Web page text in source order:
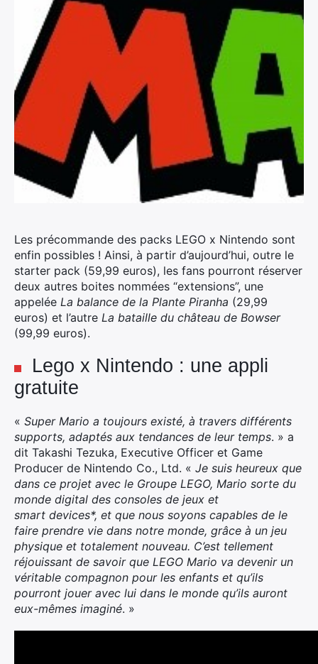
Les précommande des packs LEGO x Nintendo sont
enfin possibles ! Ainsi, à partir d’aujourd’hui, outre le
starter pack (59,99 euros), les fans pourront réserver
deux autres boites nommées “extensions”, une
appelée La balance de la Plante Piranha (29,99
euros) et l’autre La bataille du château de Bowser
(99,99 euros).
Lego x Nintendo : une appli
gratuite
« Super Mario a toujours existé, à travers différents
supports, adaptés aux tendances de leur temps. » a
dit Takashi Tezuka, Executive Officer et Game
Producer de Nintendo Co., Ltd. « Je suis heureux que
dans ce projet avec le Groupe LEGO, Mario sorte du
monde digital des consoles de jeux et
smart devices*, et que nous soyons capables de le
faire prendre vie dans notre monde, grâce à un jeu
physique et totalement nouveau. C’est tellement
réjouissant de savoir que LEGO Mario va devenir un
véritable compagnon pour les enfants et qu’ils
pourront jouer avec lui dans le monde qu’ils auront
eux-mêmes imaginé. »